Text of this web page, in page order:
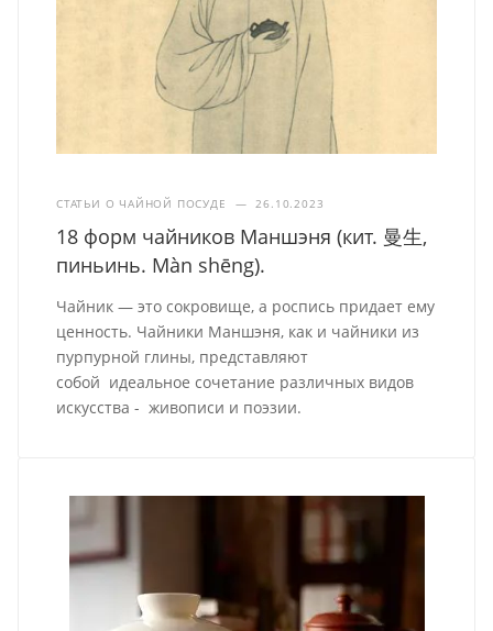
СТАТЬИ О ЧАЙНОЙ ПОСУДЕ — 26.10.2023
18 форм чайников Маншэня (кит. 曼生,
пиньинь. Màn shēng).
Чайник — это сокровище, а роспись придает ему
ценность. Чайники Маншэня, как и чайники из
пурпурной глины, представляют
собой идеальное сочетание различных видов
искусства - живописи и поэзии.